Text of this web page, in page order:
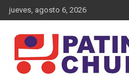
Saltar
al
jueves, agosto 6, 2026